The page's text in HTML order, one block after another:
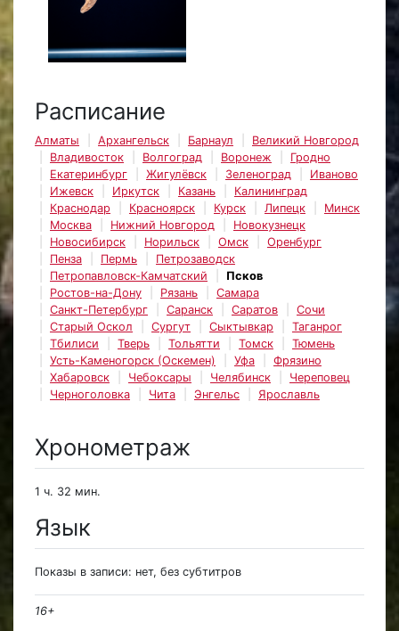
Расписание
Алматы Архангельск Барнаул
Великий Новгород
Владивосток
Волгоград Воронеж
Гродно
Екатеринбург
Жигулёвск Зеленоград
Иваново
Ижевск
Иркутск Казань
Калининград
Краснодар
Красноярск Курск Липецк
Минск
Москва
Нижний Новгород
Новокузнецк
Новосибирск
Норильск Омск
Оренбург
Пенза
Пермь
Петрозаводск
Петропавловск-Камчатский
Псков
Ростов-на-Дону
Рязань
Самара
Санкт-Петербург
Саранск Саратов
Сочи
Старый Оскол
Сургут Сыктывкар
Таганрог
Тбилиси
Тверь Тольятти Томск
Тюмень
Усть-Каменогорск (Оскемен)
Уфа
Фрязино
Хабаровск
Чебоксары Челябинск
Череповец
Черноголовка
Чита Энгельс Ярославль
Хронометраж
1 ч. 32 мин.
Язык
Показы в записи: нет, без субтитров
16+